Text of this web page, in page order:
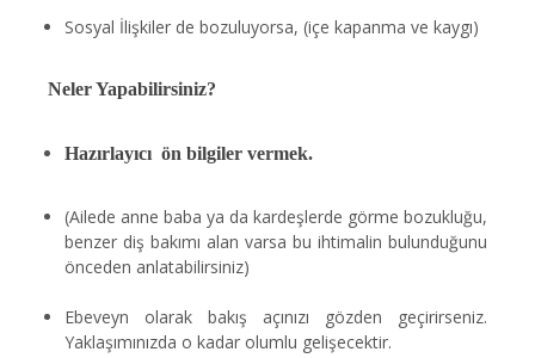
Sosyal İlişkiler de bozuluyorsa, (içe kapanma ve kaygı)
Neler Yapabilirsiniz?
Hazırlayıcı ön bilgiler vermek.
(Ailede anne baba ya da kardeşlerde görme bozukluğu,
benzer diş bakımı alan varsa bu ihtimalin bulunduğunu
önceden anlatabilirsiniz)
Ebeveyn olarak bakış açınızı gözden geçirirseniz.
Yaklaşımınızda o kadar olumlu gelişecektir.